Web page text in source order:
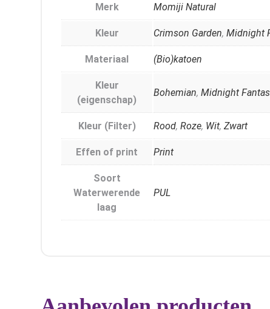
Merk Momiji Natural
Kleur Crimson Garden, Midnight
Materiaal (Bio)katoen
Kleur
(eigenschap)
Bohemian, Midnight
Kleur (Filter) Rood, Roze, Wit, Zwart
Effen of print Print
Soort
Waterwerende
laag
PUL